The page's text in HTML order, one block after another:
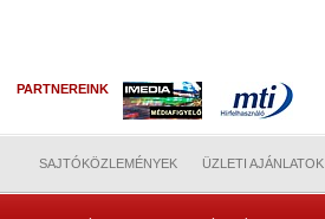
PARTNEREINK
SAJTÓKÖZLEMÉNYEK ÜZLETI AJÁNLATOK